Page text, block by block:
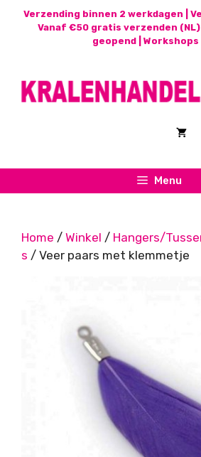
Verzending binnen 2 werkdagen |
Vanaf €50 gratis verzenden (NL)
geopend | Workshops
Menu
Home / Winkel / Hangers/
s / Veer paars met klemmetje